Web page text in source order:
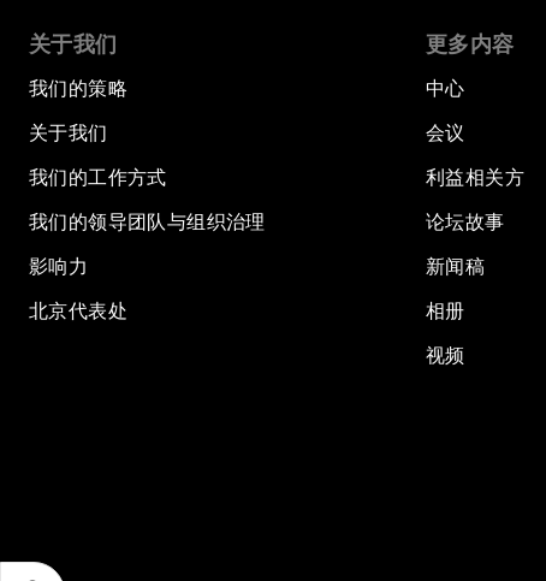
关于我们
我们的策略
关于我们
我们的工作方式
我们的领导团队与组织治理
影响力
北京代表处
更多内容
中心
会议
利益相关方
论坛故事
新闻稿
相册
视频